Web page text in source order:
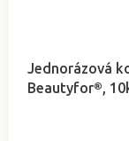
Jednorázová
Beautyfor®,